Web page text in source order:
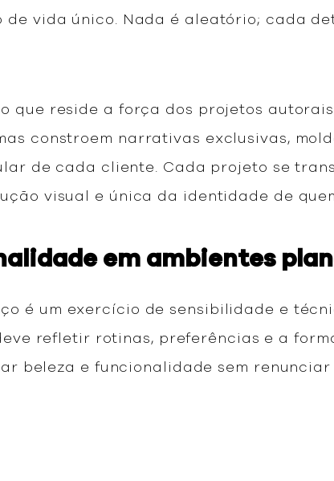
de vida único. Nada é aleatório; cada
que reside a força dos projetos
constroem narrativas exclusivas,
de cada cliente. Cada projeto se
visual e única da identidade de
em ambientes
é um exercício de sensibilidade e
refletir rotinas, preferências e a
beleza e funcionalidade sem